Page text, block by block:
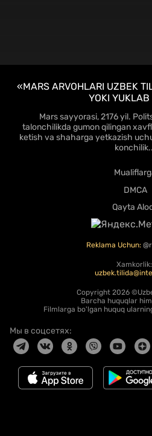
«MARS ARVOHLARI UZBEK
YOKI YUKLAB
Mars sayyorasi, 2176 yil.
talonchilikda gumon qilingan
ketish va shaharga yetkazish
DMCA
Qayta
Reklama Uchun:
Xamkorlik:
Copyright 2026
Barcha huquqlar
Filmlarga bo'lgan huquq
Мы в соцсетях: